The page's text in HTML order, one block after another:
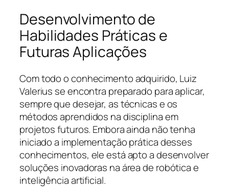
Desenvolvimento de
Habilidades Práticas e
Futuras Aplicações
Com todo o conhecimento adquirido, Luiz
Valerius se encontra preparado para aplicar,
sempre que desejar, as técnicas e os
métodos aprendidos na disciplina em
projetos futuros. Embora ainda não tenha
iniciado a implementação prática desses
conhecimentos, ele está apto a desenvolver
soluções inovadoras na área de robótica e
inteligência artificial.